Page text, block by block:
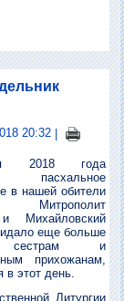
20:32 |
2018 года
пасхальное
в нашей обители
Митрополит
Михайловский
еще больше
сестрам и
прихожанам,
этот день.
Литургии